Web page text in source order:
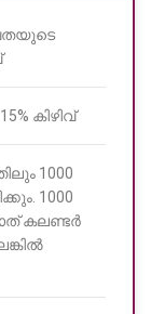
കിഴിവ്
1000
1000
കലണ്ടർ